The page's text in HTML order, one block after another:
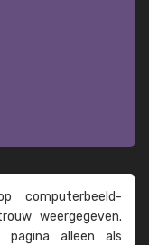
computer­beeld­
weer­gegeven.
pagina alleen als